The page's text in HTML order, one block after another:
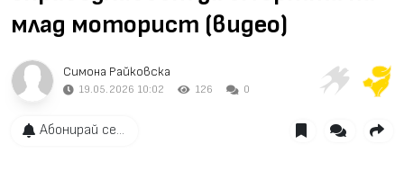
млад моторист (видео)
Симона Райковска
19.05.2026 10:02 126 0
Абонирай се...